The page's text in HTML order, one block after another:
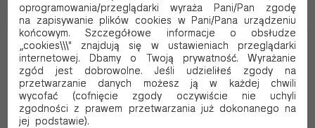
Nowość
Opłata SUP 25
Opłata SUP 25
oprogramowania/przeglądarki wyraża Pani/Pan zgodę
na zapisywanie plików cookies w Pani/Pana urządzeniu
końcowym. Szczegółowe informacje o obsłudze
„cookies\\\" znajdują się w ustawieniach przeglądarki
internetowej. Dbamy o Twoją prywatność. Wyrażanie
zgód jest dobrowolne. Jeśli udzieliłeś zgody na
przetwarzanie danych możesz ją w każdej chwili
wycofać (cofnięcie zgody oczywiście nie uchyli
zgodności z prawem przetwarzania już dokonanego na
jej podstawie).